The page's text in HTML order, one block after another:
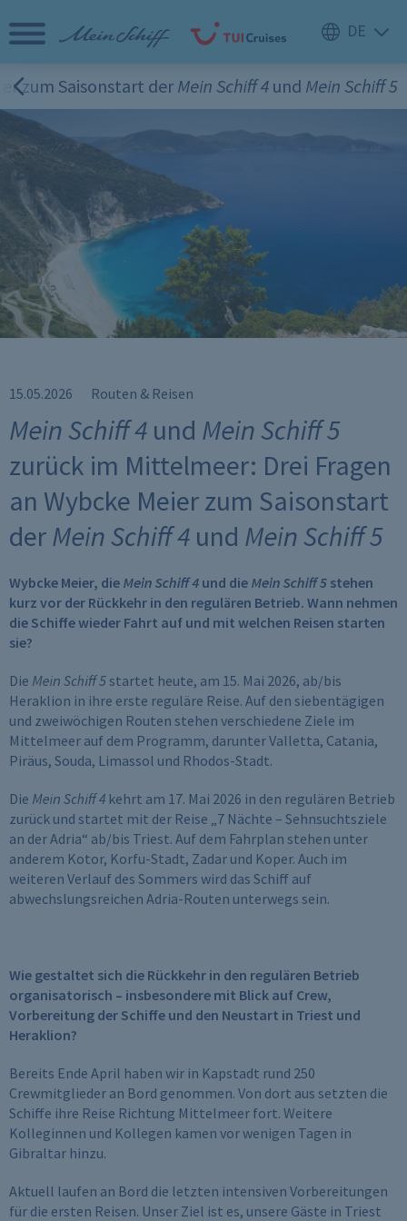
zum Saisonstart der Mein Schiff 4 und Mein Schiff 5
15.05.2026 Routen & Reisen
Mein Schiff 4 und Mein Schiff 5
zurück im Mittelmeer: Drei Fragen
an Wybcke Meier zum Saisonstart
der Mein Schiff 4 und Mein Schiff 5
Wybcke Meier, die Mein Schiff 4 und die Mein Schiff 5 stehen
kurz vor der Rückkehr in den regulären Betrieb. Wann nehmen
die Schiffe wieder Fahrt auf und mit welchen Reisen starten
sie?
Die Mein Schiff 5 startet heute, am 15. Mai 2026, ab/bis
Heraklion in ihre erste reguläre Reise. Auf den siebentägigen
und zweiwöchigen Routen stehen verschiedene Ziele im
Mittelmeer auf dem Programm, darunter Valletta, Catania,
Piräus, Souda, Limassol und Rhodos-Stadt.
Die Mein Schiff 4 kehrt am 17. Mai 2026 in den regulären Betrieb
zurück und startet mit der Reise „7 Nächte – Sehnsuchtsziele
an der Adria“ ab/bis Triest. Auf dem Fahrplan stehen unter
anderem Kotor, Korfu-Stadt, Zadar und Koper. Auch im
weiteren Verlauf des Sommers wird das Schiff auf
abwechslungsreichen Adria-Routen unterwegs sein.
Wie gestaltet sich die Rückkehr in den regulären Betrieb
organisatorisch – insbesondere mit Blick auf Crew,
Vorbereitung der Schiffe und den Neustart in Triest und
Heraklion?
Bereits Ende April haben wir in Kapstadt rund 250
Crewmitglieder an Bord genommen. Von dort aus setzten die
Schiffe ihre Reise Richtung Mittelmeer fort. Weitere
Kolleginnen und Kollegen kamen vor wenigen Tagen in
Gibraltar hinzu.
Aktuell laufen an Bord die letzten intensiven Vorbereitungen
für die ersten Reisen. Unser Ziel ist es, unsere Gäste in Triest